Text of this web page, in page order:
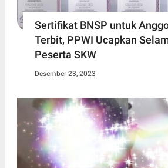
Sertifikat BNSP untuk
Terbit, PPWI Ucapkan
Peserta SKW
Desember 23, 2023